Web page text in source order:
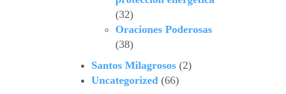
(32)
Oraciones Poderosas
(38)
Santos Milagrosos(2)
Uncategorized(66)